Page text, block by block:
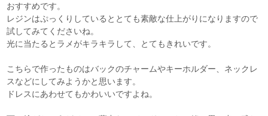
おすすめです。
レジンはぷっくりしているととても素敵な仕上がりになりますので
試してみてくださいね。
光に当たるとラメがキラキラして、とてもきれいです。
こちらで作ったものはバックのチャームやキーホルダー、ネックレ
スなどにしてみようかと思います。
ドレスにあわせてもかわいいですよね。